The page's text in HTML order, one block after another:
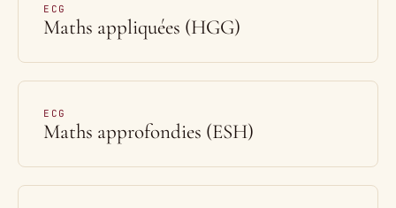
ECG
Maths appliquées (HGG)
ECG
Maths approfondies (ESH)